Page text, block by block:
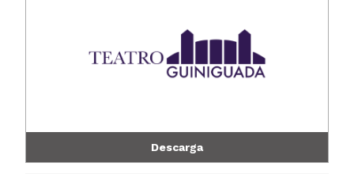
Descarga